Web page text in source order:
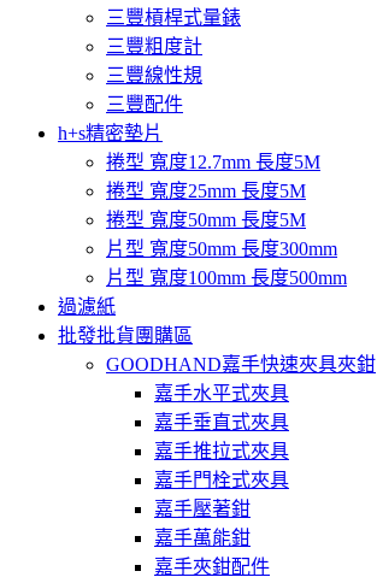
三豐槓桿式量錶
三豐粗度計
三豐線性規
三豐配件
h+s精密墊片
捲型 寬度12.7mm 長度5M
捲型 寬度25mm 長度5M
捲型 寬度50mm 長度5M
片型 寬度50mm 長度300mm
片型 寬度100mm 長度500mm
過濾紙
批發批貨團購區
GOODHAND嘉手快速夾具夾鉗
嘉手水平式夾具
嘉手垂直式夾具
嘉手推拉式夾具
嘉手門栓式夾具
嘉手壓著鉗
嘉手萬能鉗
嘉手夾鉗配件